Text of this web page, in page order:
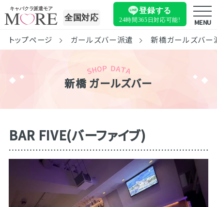
キャバクラ派遣モア
全国対応
登録する
24時間365日対応可能! MENU
トップページ ガールズバー派遣 新橋ガールズバー
新橋 ガールズバー
BAR FIVE(バーファイブ)